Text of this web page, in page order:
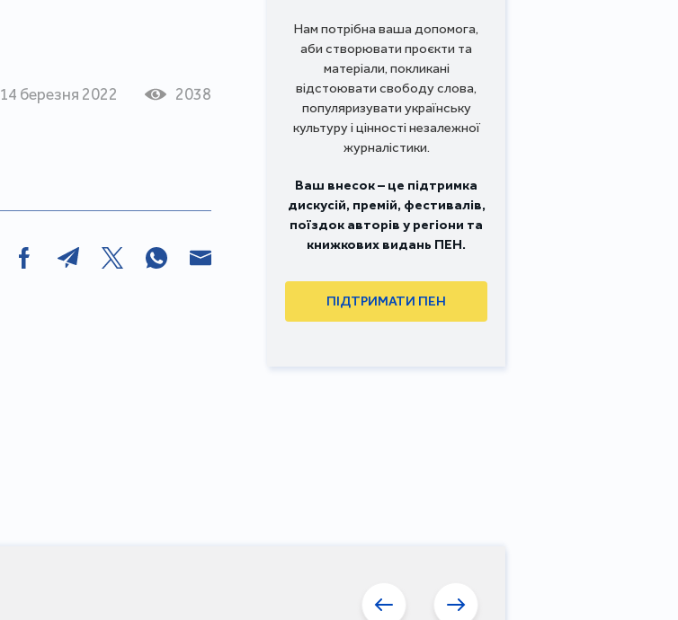
14 березня 2022 2038
Нам потрібна ваша допомога,
аби створювати проєкти та
матеріали, покликані
відстоювати свободу слова,
популяризувати українську
культуру і цінності незалежної
журналістики.
Ваш внесок – це підтримка
дискусій, премій, фестивалів,
поїздок авторів у регіони та
книжкових видань ПЕН.
ПІДТРИМАТИ ПЕН